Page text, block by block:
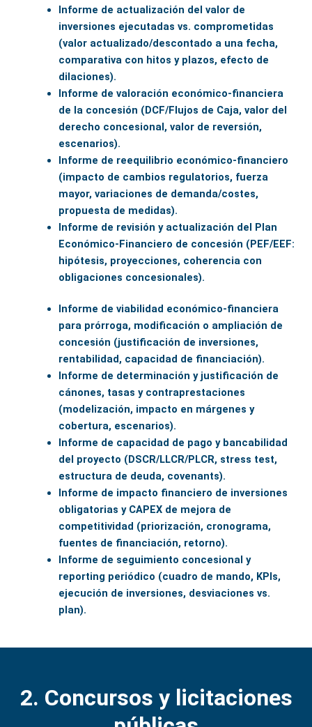
Informe de actualización del valor de
inversiones ejecutadas vs. comprometidas
(valor actualizado/descontado a una fecha,
comparativa con hitos y plazos, efecto de
dilaciones).
Informe de valoración económico-financiera
de la concesión (DCF/Flujos de Caja, valor del
derecho concesional, valor de reversión,
escenarios).
Informe de reequilibrio económico-financiero
(impacto de cambios regulatorios, fuerza
mayor, variaciones de demanda/costes,
propuesta de medidas).
Informe de revisión y actualización del Plan
Económico-Financiero de concesión (PEF/EEF:
hipótesis, proyecciones, coherencia con
obligaciones concesionales).
Informe de viabilidad económico-financiera
para prórroga, modificación o ampliación de
concesión (justificación de inversiones,
rentabilidad, capacidad de financiación).
Informe de determinación y justificación de
cánones, tasas y contraprestaciones
(modelización, impacto en márgenes y
cobertura, escenarios).
Informe de capacidad de pago y bancabilidad
del proyecto (DSCR/LLCR/PLCR, stress test,
estructura de deuda, covenants).
Informe de impacto financiero de inversiones
obligatorias y CAPEX de mejora de
competitividad (priorización, cronograma,
fuentes de financiación, retorno).
Informe de seguimiento concesional y
reporting periódico (cuadro de mando, KPIs,
ejecución de inversiones, desviaciones vs.
plan).
2. Concursos y licitaciones